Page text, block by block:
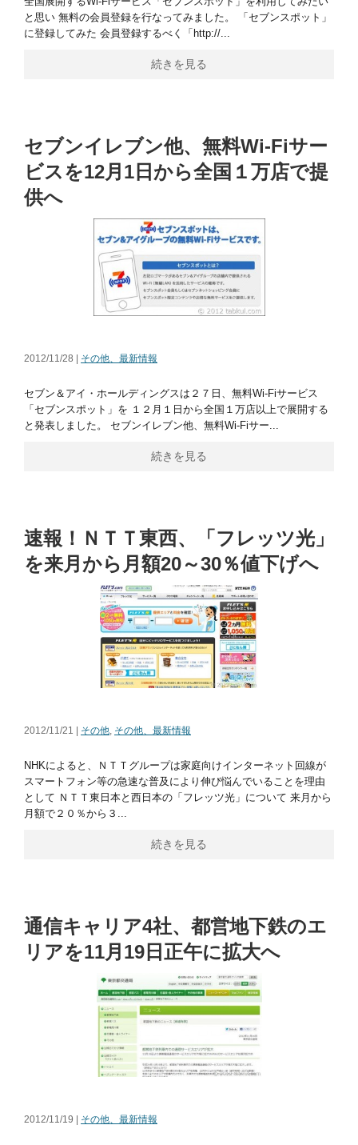
と思い 無料の会員登録を行なってみました。 「セブンスポット」
に登録してみた 会員登録するべく「http://...
続きを見る
セブンイレブン他、無料Wi-Fiサー
ビスを12月1日から全国１万店で提
供へ
2012/11/28 | その他、最新情報
セブン＆アイ・ホールディングスは２７日、無料Wi-Fiサービス
「セブンスポット」を １２月１日から全国１万店以上で展開する
と発表しました。 セブンイレブン他、無料Wi-Fiサー...
続きを見る
速報！ＮＴＴ東西、「フレッツ光」
を来月から月額20～30％値下げへ
2012/11/21 | その他, その他、最新情報
NHKによると、ＮＴＴグループは家庭向けインターネット回線が
スマートフォン等の急速な普及により伸び悩んでいることを理由
として ＮＴＴ東日本と西日本の「フレッツ光」について 来月から
月額で２０％から３...
続きを見る
通信キャリア4社、都営地下鉄のエ
リアを11月19日正午に拡大へ
2012/11/19 | その他、最新情報